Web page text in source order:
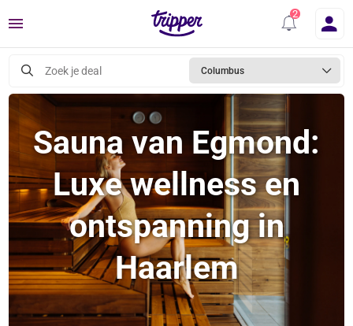
Menu
Zoek je deal Columbus
Sauna van Egmond:
Luxe wellness en
ontspanning in
Haarlem